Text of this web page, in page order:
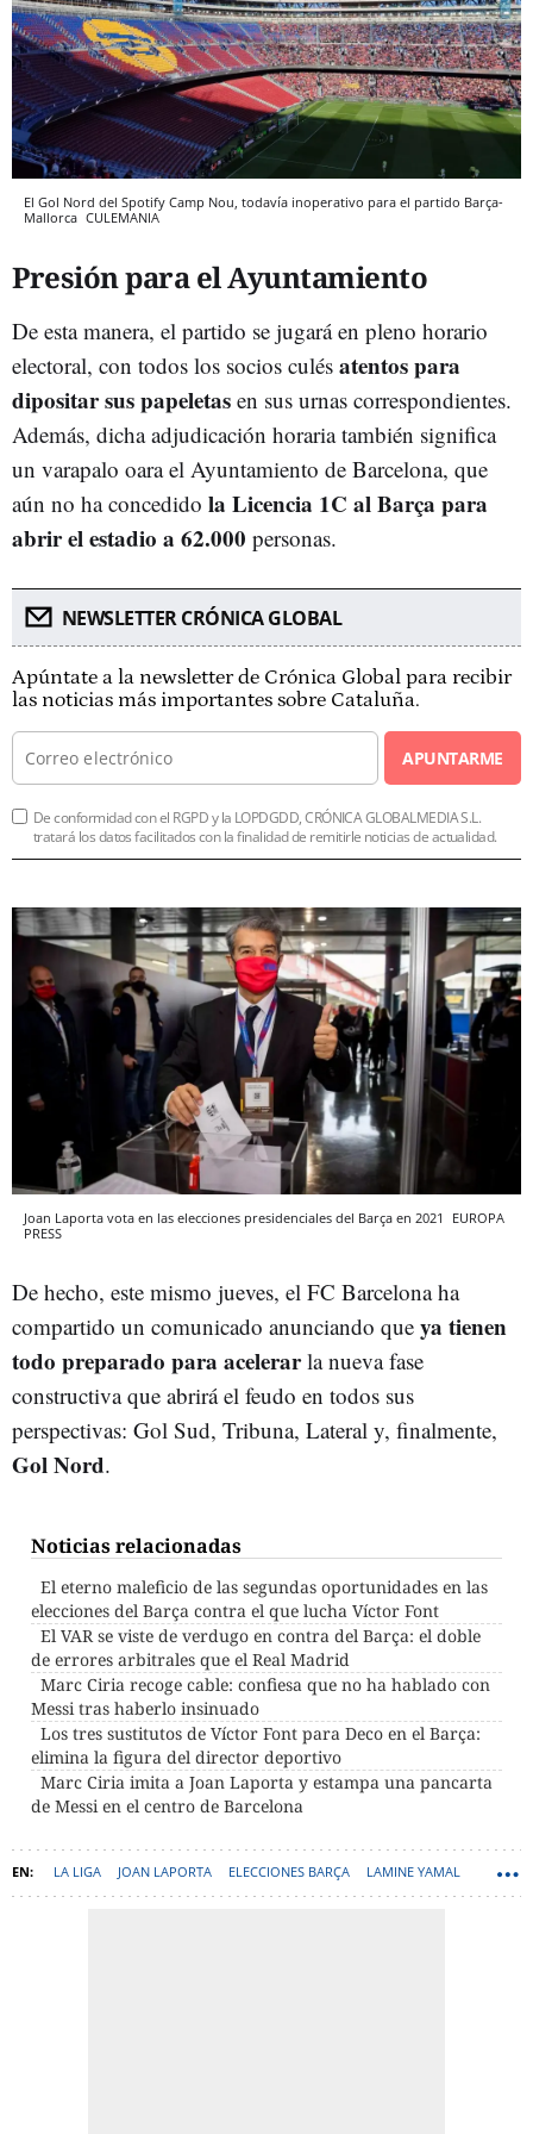
El Gol Nord del Spotify Camp Nou, todavía inoperativo para el partido Barça-
Mallorca CULEMANIA
Presión para el Ayuntamiento
De esta manera, el partido se jugará en pleno horario
electoral, con todos los socios culés atentos para
dipositar sus papeletas en sus urnas correspondientes.
Además, dicha adjudicación horaria también significa
un varapalo oara el Ayuntamiento de Barcelona, que
aún no ha concedido la Licencia 1C al Barça para
abrir el estadio a 62.000 personas.
NEWSLETTER CRÓNICA GLOBAL
Apúntate a la newsletter de Crónica Global para recibir
las noticias más importantes sobre Cataluña.
APUNTARME
De conformidad con el RGPD y la LOPDGDD, CRÓNICA GLOBALMEDIA S.L.
tratará los datos facilitados con la finalidad de remitirle noticias de actualidad.
Joan Laporta vota en las elecciones presidenciales del Barça en 2021
EUROPA
PRESS
De hecho, este mismo jueves, el FC Barcelona ha
compartido un comunicado anunciando que ya tienen
todo preparado para acelerarla nueva fase
constructiva que abrirá el feudo en todos sus
perspectivas: Gol Sud, Tribuna, Lateral y, finalmente,
Gol Nord.
Noticias relacionadas
El eterno maleficio de las segundas oportunidades en las
elecciones del Barça contra el que lucha Víctor Font
El VAR se viste de verdugo en contra del Barça: el doble
de errores arbitrales que el Real Madrid
Marc Ciria recoge cable: confiesa que no ha hablado con
Messi tras haberlo insinuado
Los tres sustitutos de Víctor Font para Deco en el Barça:
elimina la figura del director deportivo
Marc Ciria imita a Joan Laporta y estampa una pancarta
de Messi en el centro de Barcelona
LA LIGA JOAN LAPORTA ELECCIONES BARÇA LAMINE YAMAL